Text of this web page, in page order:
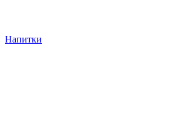
Напитки